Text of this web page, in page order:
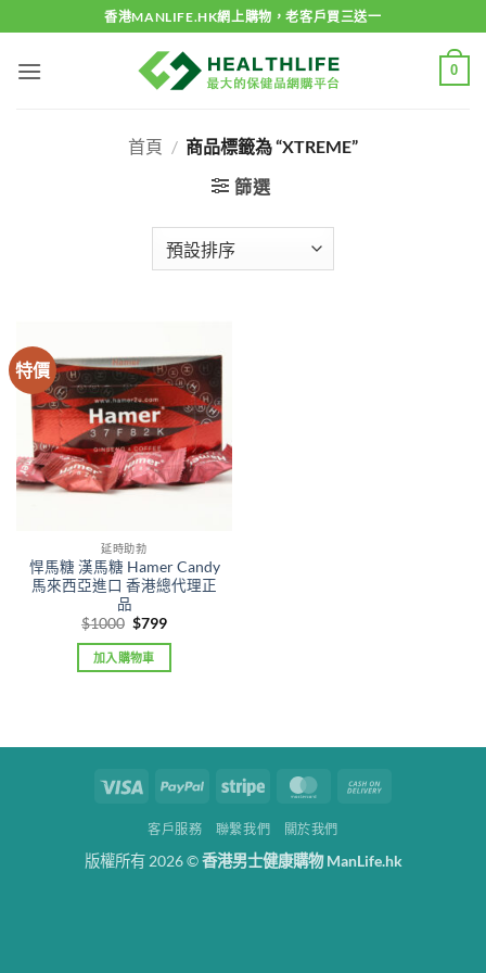
to
content
香港MANLIFE.HK網上購物，老客戶買三送一
0
首頁 / 商品標籤為 “XTREME”
篩選
特價
延時助勃
悍馬糖 漢馬糖 Hamer Candy
馬來西亞進口 香港總代理正
品
$1000 Original
was:
$1000.
$799Current
is:
加入購物車
Visa PayPal Stripe MasterCard
客戶服務 聯繫我們 關於我們
版權所有 2026 ©香港男士健康購物 ManLife.hk